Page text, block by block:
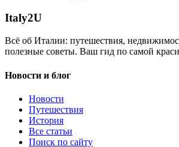
Italy2U
Всё об Италии: путешествия,
полезные советы. Ваш гид по самой
Новости и блог
Новости
Путешествия
История
Все статьи
Поиск по сайту